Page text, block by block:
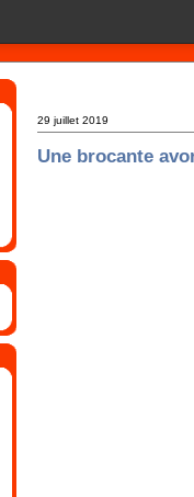
29 juillet 2019
Une brocante